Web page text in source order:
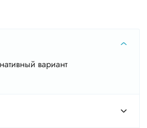
вариант